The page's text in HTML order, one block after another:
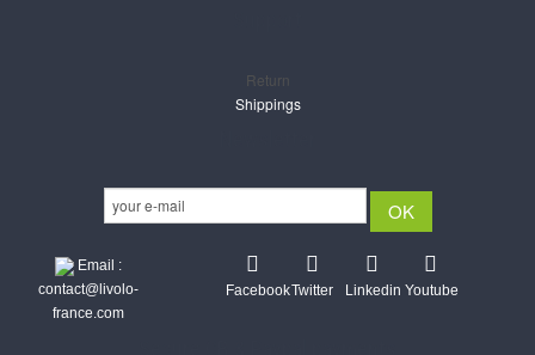
Return
Shippings
Email :
contact@livolo-
france.com
FacebookTwitter Linkedin Youtube